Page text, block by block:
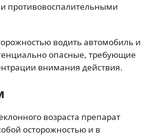
противовоспалительными
водить автомобиль и
опасные, требующие
внимания действия.
возраста препарат
осторожностью и в